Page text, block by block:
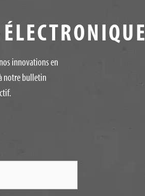
innovations en
notre bulletin